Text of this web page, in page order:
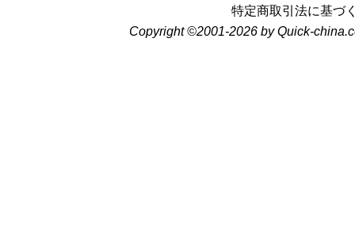
特定商取引法に基づ
Copyright ©2001-2026 by Quick-